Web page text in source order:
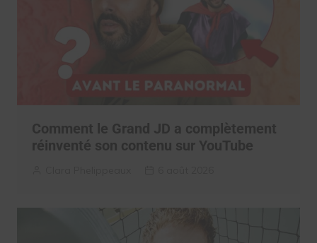
Comment le Grand JD a complètement
réinventé son contenu sur YouTube